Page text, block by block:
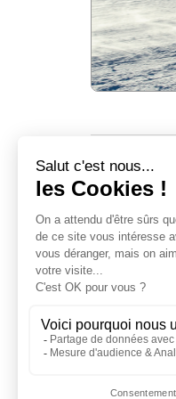
INFOS
Télécabine
Télécabine
Télécabine de
Attention :
Commander
En achetant